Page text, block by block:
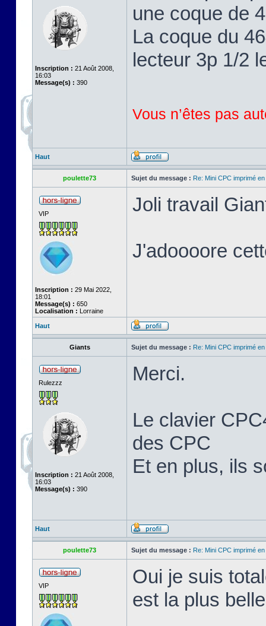
Inscription : 21 Août 2008,
16:03
Message(s) : 390
une coque de
La coque du
lecteur 3p 1/2
Vous n’êtes pas
Haut
poulette73 Sujet du message : Re: Mini CPC imprimé
VIP
Inscription : 29 Mai 2022,
18:01
Message(s) : 650
Localisation : Lorraine
Joli travail
J'adoooore
Haut
Giants Sujet du message : Re: Mini CPC imprimé
Rulezzz
Inscription : 21 Août 2008,
16:03
Message(s) : 390
Merci.
Le clavier
des CPC
Et en plus, ils
Haut
poulette73 Sujet du message : Re: Mini CPC imprimé
VIP
Oui je suis
est la plus